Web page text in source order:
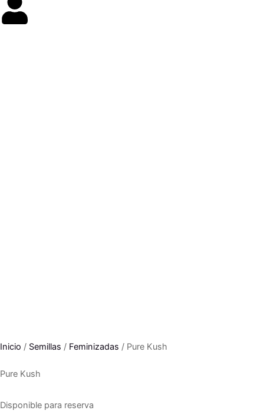
Inicio / Semillas / Feminizadas / Pure Kush
Pure Kush
Disponible para reserva